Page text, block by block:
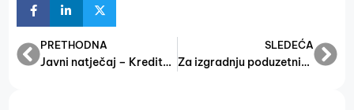
PRETHODNA
Javni natječaj – Kreditni poticaji u 2018.
SLEDEĆA
Za izgradnju poduzetničkih zona u 20 općina FBiH 3.747.462,41 KM